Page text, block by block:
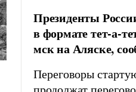
Президенты
в формате тет-а-
мск на Аляске,
Переговоры